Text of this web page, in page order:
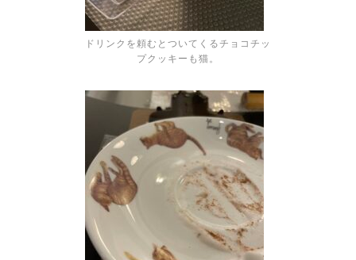
ドリンクを頼むとついてくるチョコチッ
プクッキーも猫。